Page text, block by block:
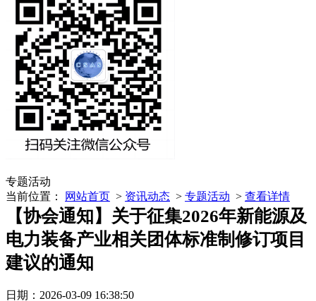
专题活动
当前位置：
网站首页 > 资讯动态 > 专题活动 > 查看详情
【协会通知】关于征集2026年新能源及
电力装备产业相关团体标准制修订项目
建议的通知
日期：2026-03-09 16:38:50